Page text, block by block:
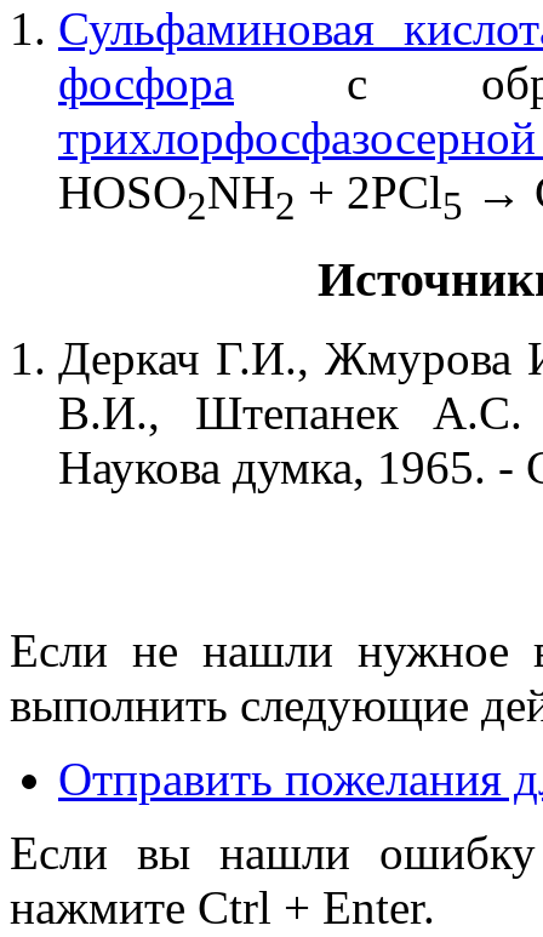
Сульфаминовая
фосфора с
HOSO2NH2 + 2PCl5 →
Деркач Г.И., Жмурова
В.И., Штепанек А.С.
Наукова думка, 1965. -
Если не нашли нужное
выполнить следующие
Отправить пожелания
Если вы нашли ошибку
нажмите Ctrl + Enter.